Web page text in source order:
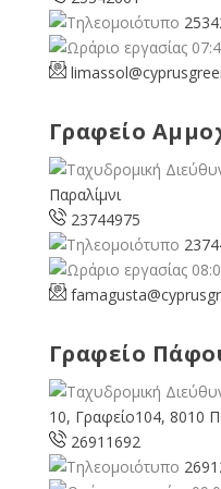
limassol@
Γραφείο
Παραλίμνι
23744975
famagusta@
Γραφείο
10, Γραφείο104, 8010
26911692